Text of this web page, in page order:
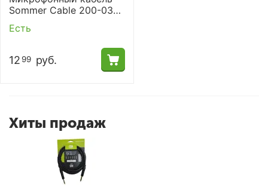
Sommer Cable 200-0371
Есть
12 99 руб.
Хиты продаж